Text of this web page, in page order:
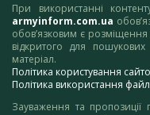
При використанні
armyinform.com.ua
обов’язковим є
відкритого для
матеріал.
Політика користування
Політика використання
Зауваження та пропозиції